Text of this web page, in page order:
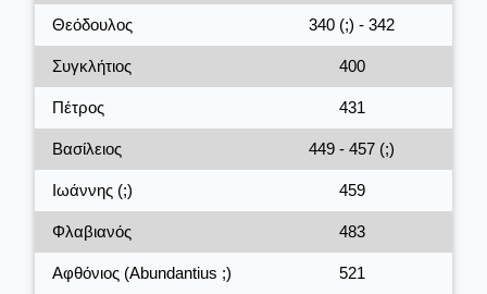
Θεόδουλος 340 (;) - 342
Συγκλήτιος 400
Πέτρος 431
Βασίλειος 449 - 457 (;)
Ιωάννης (;) 459
Φλαβιανός 483
Αφθόνιος (Abundantius ;) 521